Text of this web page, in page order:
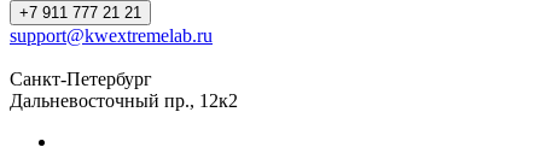
+7 911 777 21 21
support@kwextremelab.ru
Санкт-Петербург
Дальневосточный пр., 12к2